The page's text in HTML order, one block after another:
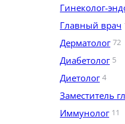
Гинеколог-
Главный врач
Дерматолог 72
Диабетолог 5
Диетолог 4
Заместитель
Иммунолог 11